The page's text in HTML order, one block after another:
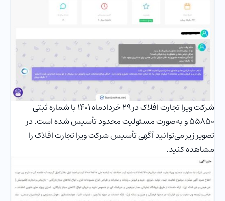
شرکت ویرا تجارت افلاک در 29 خردادماه 1401 با شماره ثبتی
55850 و به‌صورت مسئولیت محدود تأسیس شده است. در
تصویر زیر می‌توانید آگهی تأسیس شرکت ویرا تجارت افلاک را
مشاهده کنید.